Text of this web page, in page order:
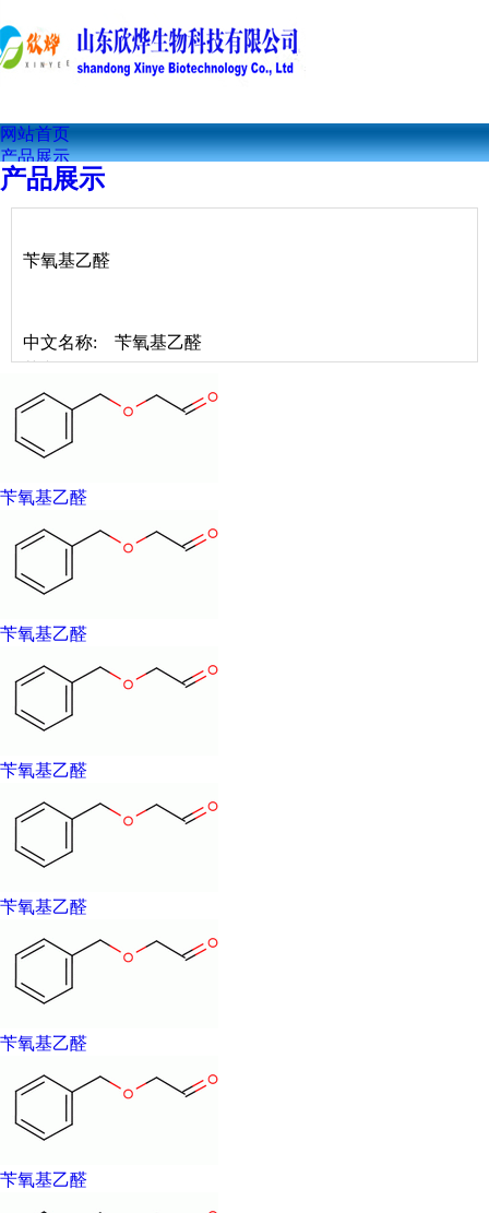
网站首页
产品展示
公司简介
技术文章
产品展示
苄氧基乙醛
中文名称: 苄氧基乙醛
中文别名: 2-苄氧基乙醛
EINECS号: 262-349-7
分 子 量: 150.1745
危险品标志:
安全术语:
用 途:
苄氧基乙醛
苄氧基乙醛
苄氧基乙醛
苄氧基乙醛
苄氧基乙醛
苄氧基乙醛